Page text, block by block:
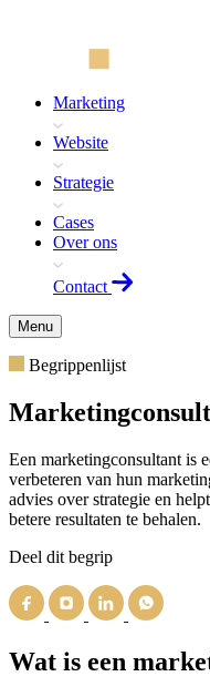
Marketing
Website
Strategie
Cases
Over ons
Contact
Menu
Begrippenlijst
Een marketingconsultant is
verbeteren van hun
advies over strategie en
betere resultaten te behalen.
Deel dit begrip
Wat is een